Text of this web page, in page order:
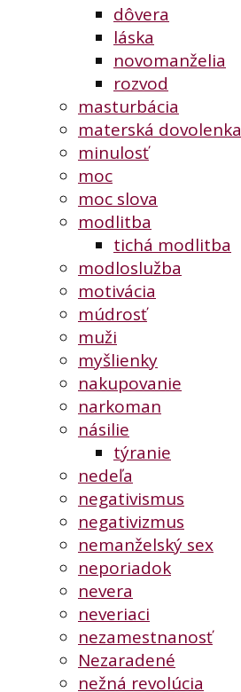
dôvera
láska
novomanželia
rozvod
masturbácia
materská dovolenka
minulosť
moc
moc slova
modlitba
tichá modlitba
modloslužba
motivácia
múdrosť
muži
myšlienky
nakupovanie
narkoman
násilie
týranie
nedeľa
negativismus
negativizmus
nemanželský sex
neporiadok
nevera
neveriaci
nezamestnanosť
Nezaradené
nežná revolúcia